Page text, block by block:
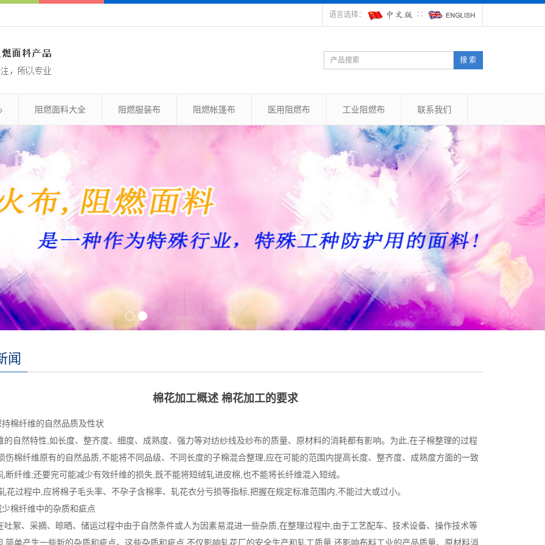
语言选择： ∷
搜 索
阻燃面料大全 阻燃服装布 阻燃帐篷布 医用阻燃布 工业阻燃布 联系我们
闻
棉花加工概述 棉花加工的要求
棉纤维的自然品质及性状
自然特性,如长度、整齐度、细度、成熟度、强力等对纺纱线及纱布的质量、原材料的消耗都有影响。为此,在子棉整理的过程
伤棉纤维原有的自然品质,不能将不同品级、不同长度的子棉混合整理,应在可能的范围内提高长度、整齐度、成熟度方面的一致
断纤维;还要完可能减少有效纤维的损失,既不能将短绒轧进皮棉,也不能将长纤维混入短绒。
过程中,应将棉子毛头率、不孕子含棉率、轧花衣分亏损等指标,把握在规定标准范围内,不能过大或过小。
棉纤维中的杂质和疵点
絮、采摘、晾晒、储运过程中由于自然条件或人为因素易混进一些杂质,在整理过程中,由于工艺配车、技术设备、操作技术等
,简单产生一些新的杂质和疵点。这些杂质和疵点,不仅影响轧花厂的安全生产和轧工质量,还影响布料工业的产品质量、原材料消